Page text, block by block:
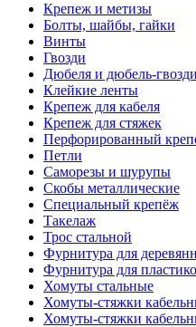
Крепеж и метизы
Болты, шайбы, гайки
Винты
Гвозди
Дюбеля и дюбель-гвозди
Клейкие ленты
Крепеж для кабеля
Крепеж для стяжек
Перфорированный
Петли
Саморезы и шурупы
Скобы металлические
Специальный крепёж
Такелаж
Трос стальной
Фурнитура для
Фурнитура для
Хомуты стальные
Хомуты-стяжки
Хомуты-стяжки